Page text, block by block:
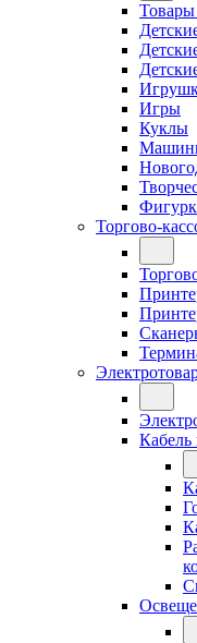
Товары
Игры
Куклы
Торгово-